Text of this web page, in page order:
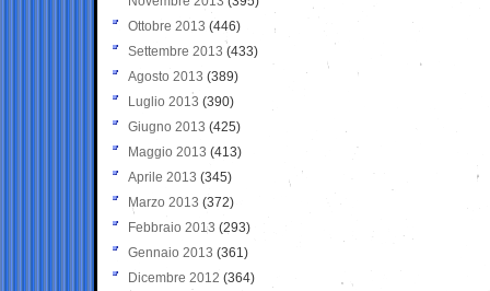
Ottobre 2013 (446)
Settembre 2013 (433)
Agosto 2013 (389)
Luglio 2013 (390)
Giugno 2013 (425)
Maggio 2013 (413)
Aprile 2013 (345)
Marzo 2013 (372)
Febbraio 2013 (293)
Gennaio 2013 (361)
Dicembre 2012 (364)